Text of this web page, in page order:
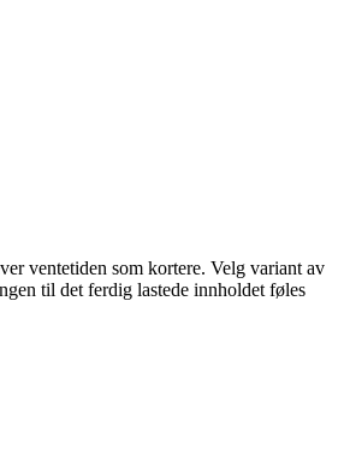
ventetiden som kortere. Velg variant av
til det ferdig lastede innholdet føles